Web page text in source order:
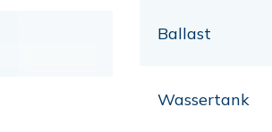
Ballast
Wassertank